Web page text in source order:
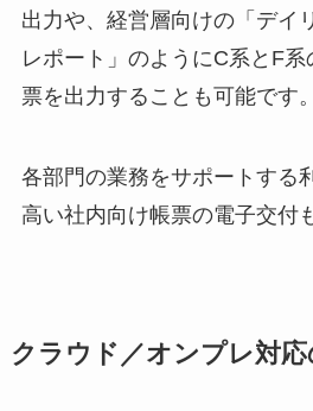
出力や、経営層向けの「デイ
レポート」のようにC系とF
票を出力することも可能です。
各部門の業務をサポートする
高い社内向け帳票の電子交付
クラウド／オンプレ対